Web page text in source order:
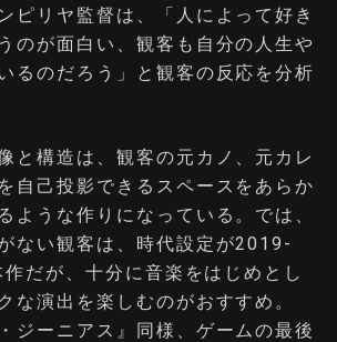
ピリヤ監督は、「人によって好き
のが面白い、観客も自分の人生や
るのだろう」と観客の反応を分析
と構造は、観客の元カノ、元カレ
自己投影できるスペースをあらか
ような作りになっている。では、
ない観客は、時代設定が2019-
だが、十分に音楽をはじめとし
な演出を楽しむのがおすすめ。
ジーニアス』同様、ゲームの最後